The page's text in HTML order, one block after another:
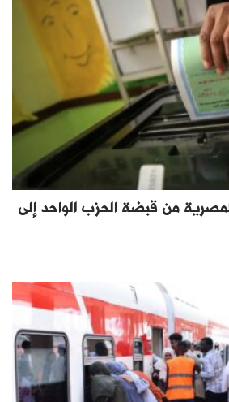
المصرية من قبضة الحزب الواحد إلى